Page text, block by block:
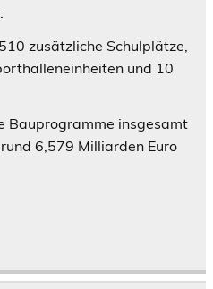
zusätzliche Schulplätze,
und 10
Bauprogramme insgesamt
6,579 Milliarden Euro